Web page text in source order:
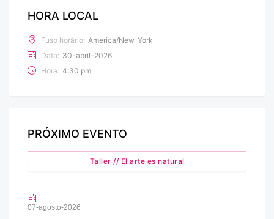
HORA LOCAL
Fuso horário: America/New_York
Data: 30-abril-2026
Hora: 4:30 pm
PRÓXIMO EVENTO
Taller // El arte es natural
07-agosto-2026